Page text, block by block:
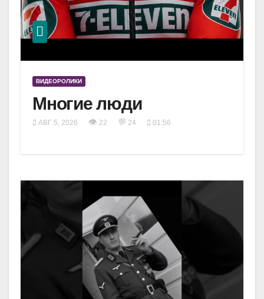
ВИДЕОРОЛИКИ
Многие люди
АВГ 5, 2026 👁 22 💬 24 01:56